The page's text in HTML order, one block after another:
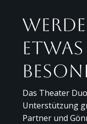
etwas
Das Theater
Unterstützung
Partner und